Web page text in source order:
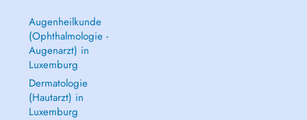
Augenheilkunde
(Ophthalmologie -
Augenarzt) in
Luxemburg
Dermatologie
(Hautarzt) in
Luxemburg